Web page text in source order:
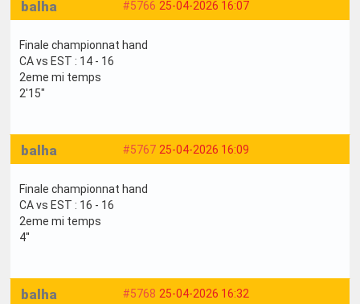
#5766 25-04-2026 16:07
balha
Finale championnat hand
CA vs EST : 14 - 16
2eme mi temps
2'15"
#5767 25-04-2026 16:09
balha
Finale championnat hand
CA vs EST : 16 - 16
2eme mi temps
4''
#5768 25-04-2026 16:32
balha